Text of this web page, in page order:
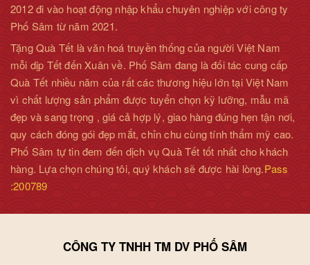
2012 đi vào hoạt động nhập khẩu chuyên nghiệp với công ty
Phố Sâm từ năm 2021.
Tặng Quà Tết là văn hoá truyền thống của người Việt Nam
mỗi dịp Tết đến Xuân về. Phố Sâm đang là đối tác cung cấp
Quà Tết nhiều năm của rất các thương hiệu lớn tại Việt Nam
vì chất lượng sản phẩm được tuyển chọn kỹ lưỡng, mẫu mã
đẹp và sang trọng , giá cả hợp lý, giao hàng đúng hẹn tận nơi,
quy cách đóng gói đẹp mắt, chỉn chu cùng tính thẩm mỹ cao.
Phố Sâm tự tin đem đến dịch vụ Quà Tết tốt nhất cho khách
hàng. Lựa chọn chúng tôi, quý khách sẽ được hài lòng.Pass
:200789
CÔNG TY TNHH TM DV PHỐ SÂM